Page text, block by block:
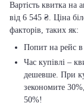
Вартість квитка на
від 6 545 ₴. Ціна
факторів, таких як:
Попит на рейс в
Час купівлі –
дешевше. При
зекономите
50%!